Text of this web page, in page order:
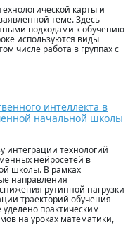
карты и
теме. Здесь
подходами к обучению
используются виды
числе работа в группах с
интеллекта в
начальной школы
интеграции технологий
нейросетей в
школы. В рамках
направления
рутинной нагрузки
траекторий обучения
практическим
на уроках математики,